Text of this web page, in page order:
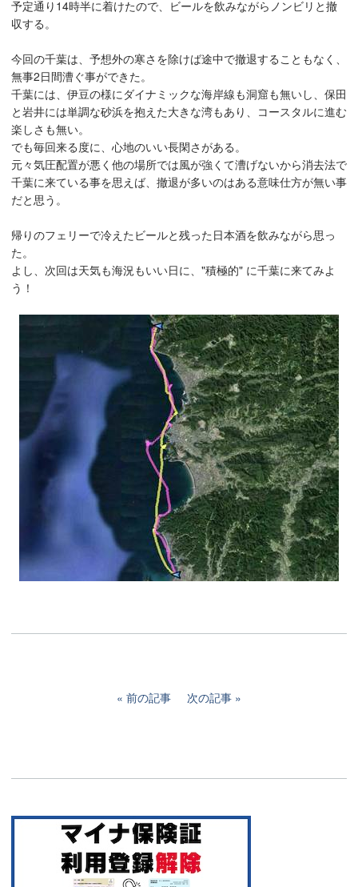
予定通り14時半に着けたので、ビールを飲みながらノンビリと撤
収する。
今回の千葉は、予想外の寒さを除けば途中で撤退することもなく、
無事2日間漕ぐ事ができた。
千葉には、伊豆の様にダイナミックな海岸線も洞窟も無いし、保田
と岩井には単調な砂浜を抱えた大きな湾もあり、コースタルに進む
楽しさも無い。
でも毎回来る度に、心地のいい長閑さがある。
元々気圧配置が悪く他の場所では風が強くて漕げないから消去法で
千葉に来ている事を思えば、撤退が多いのはある意味仕方が無い事
だと思う。
帰りのフェリーで冷えたビールと残った日本酒を飲みながら思っ
た。
よし、次回は天気も海況もいい日に、"積極的" に千葉に来てみよ
う！
前の記事 次の記事